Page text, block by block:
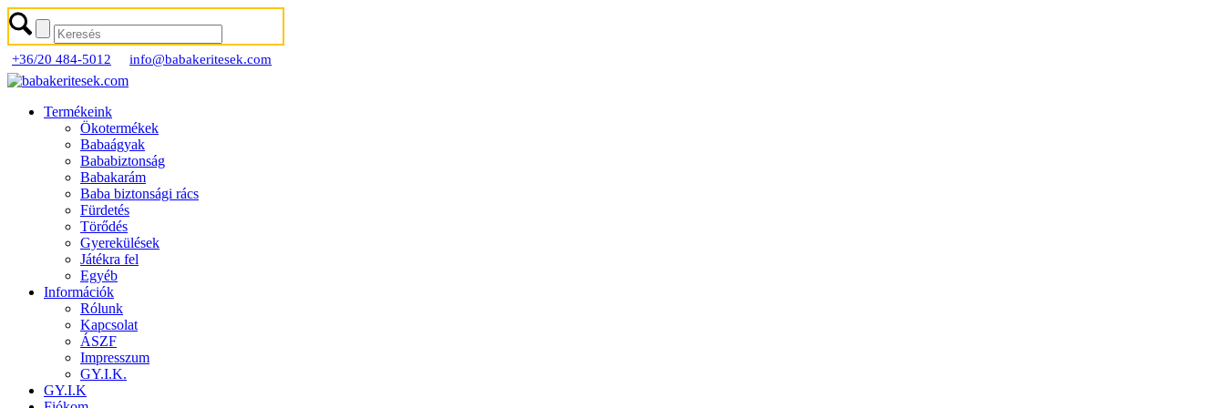
+36/20 484-5012 info@babakeritesek.com
Termékeink
Ökotermékek
Babaágyak
Bababiztonság
Babakarám
Baba biztonsági rács
Fürdetés
Törődés
Gyerekülések
Játékra fel
Egyéb
Információk
Rólunk
Kapcsolat
ÁSZF
Impresszum
GY.I.K.
GY.I.K